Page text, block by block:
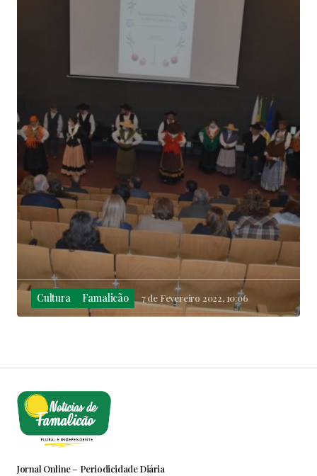
Cultura Famalicão 7 de Fevereiro 2022, 10:06
Jornal Online – Periodicidade Diária